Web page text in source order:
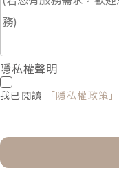
隱私權聲明
我已閱讀 「隱私權政策」